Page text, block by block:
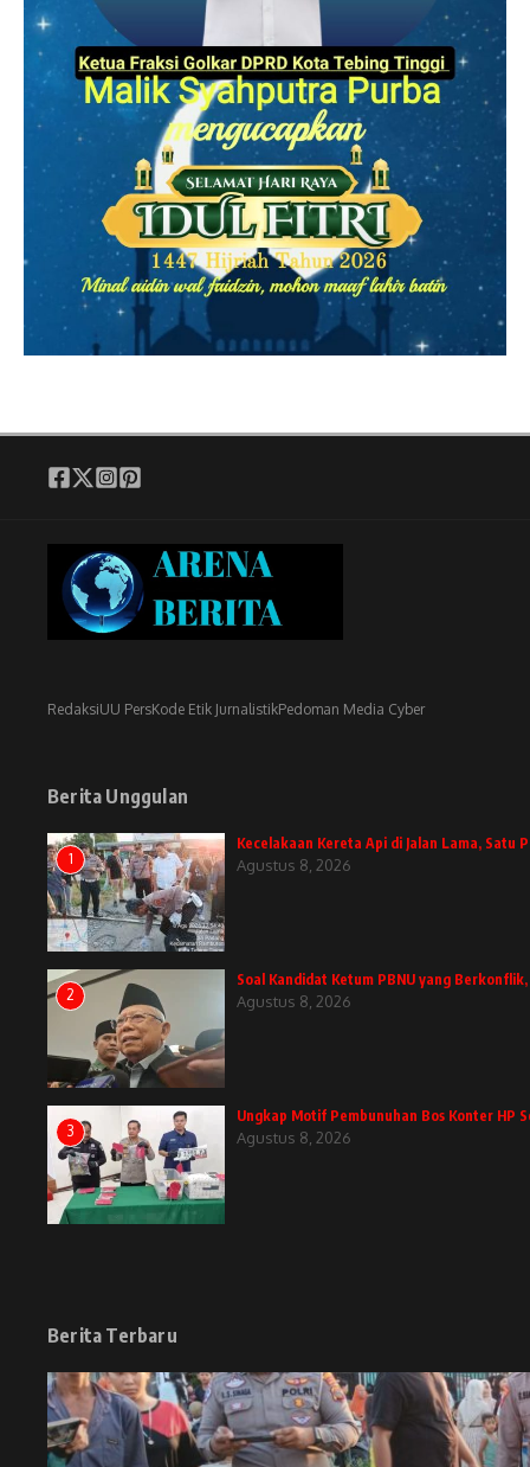
RedaksiUU PersKode Etik JurnalistikPedoman Media Cyber
Berita Unggulan
1
Kecelakaan Kereta Api di Jalan Lama, Satu
Agustus 8, 2026
2
Soal Kandidat Ketum PBNU yang
Agustus 8, 2026
3
Ungkap Motif Pembunuhan Bos Konter HP
Agustus 8, 2026
Berita Terbaru